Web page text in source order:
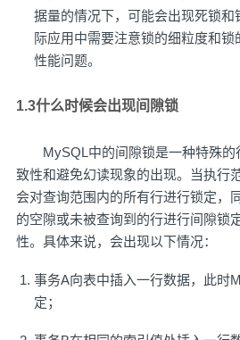
据量的情况下，可能会出现死锁和
际应用中需要注意锁的细粒度和
性能问题。
1.3什么时候会出现间隙锁
MySQL中的间隙锁是一种特殊的
致性和避免幻读现象的出现。当执行
会对查询范围内的所有行进行锁定，
的空隙或未被查询到的行进行间隙锁
性。具体来说，会出现以下情况：
事务A向表中插入一行数据，此时
定；